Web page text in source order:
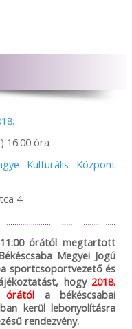
16:00 óra
Kulturális Központ
4.
órától megtartott
Megyei Jogú
sportcsoportvezető és
hogy 2018.
órától a békéscsabai
kerül lebonyolításra
rendezvény.